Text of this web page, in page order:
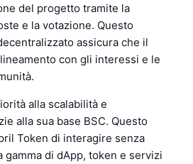
del progetto tramite la
e la votazione. Questo
assicura che il
con gli interessi e le
alla scalabilità e
alla sua base BSC. Questo
Token di interagire senza
gamma di dApp, token e servizi